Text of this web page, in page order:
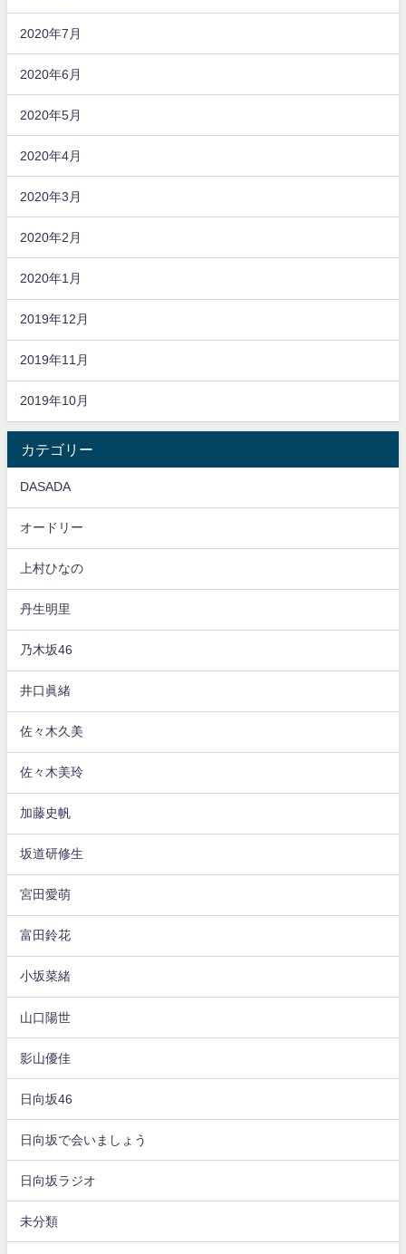
2020年7月
2020年6月
2020年5月
2020年4月
2020年3月
2020年2月
2020年1月
2019年12月
2019年11月
2019年10月
カテゴリー
DASADA
オードリー
上村ひなの
丹生明里
乃木坂46
井口眞緒
佐々木久美
佐々木美玲
加藤史帆
坂道研修生
宮田愛萌
富田鈴花
小坂菜緒
山口陽世
影山優佳
日向坂46
日向坂で会いましょう
日向坂ラジオ
未分類